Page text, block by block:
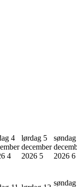
4
4
lørdag 5
december
2026 5
2026 6
søndag